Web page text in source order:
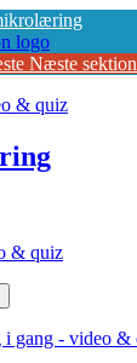
Næste sektion
& quiz
i gang - video &